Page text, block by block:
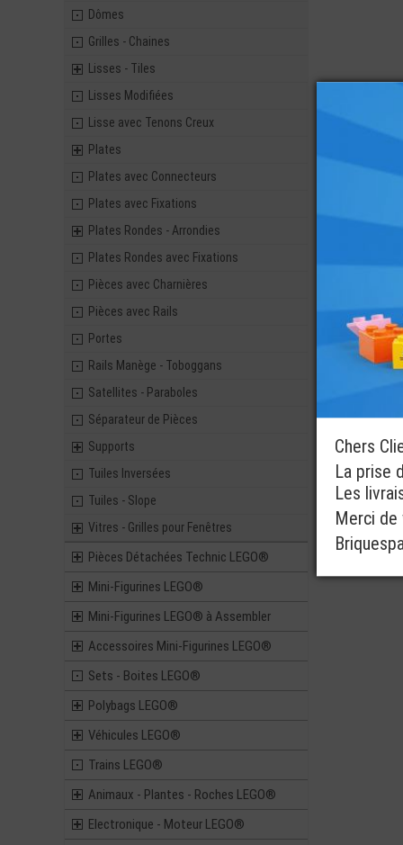
Dômes
Grilles - Chaines
Lisses - Tiles
Lisses Modifiées
Lisse avec Tenons Creux
Plates
Plates avec Connecteurs
Plates avec Fixations
Plates Rondes - Arrondies
Plates Rondes avec Fixations
Pièces avec Charnières
Pièces avec Rails
Portes
Rails Manège - Toboggans
Satellites - Paraboles
Séparateur de Pièces
Supports
Tuiles Inversées
Tuiles - Slope
Vitres - Grilles pour Fenêtres
Pièces Détachées Technic LEGO®
Mini-Figurines LEGO®
Mini-Figurines LEGO® à Assembler
Accessoires Mini-Figurines LEGO®
Sets - Boites LEGO®
Polybags LEGO®
Véhicules LEGO®
Trains LEGO®
Animaux - Plantes - Roches LEGO®
Electronique - Moteur LEGO®
Chers
La prise
Les
Merci